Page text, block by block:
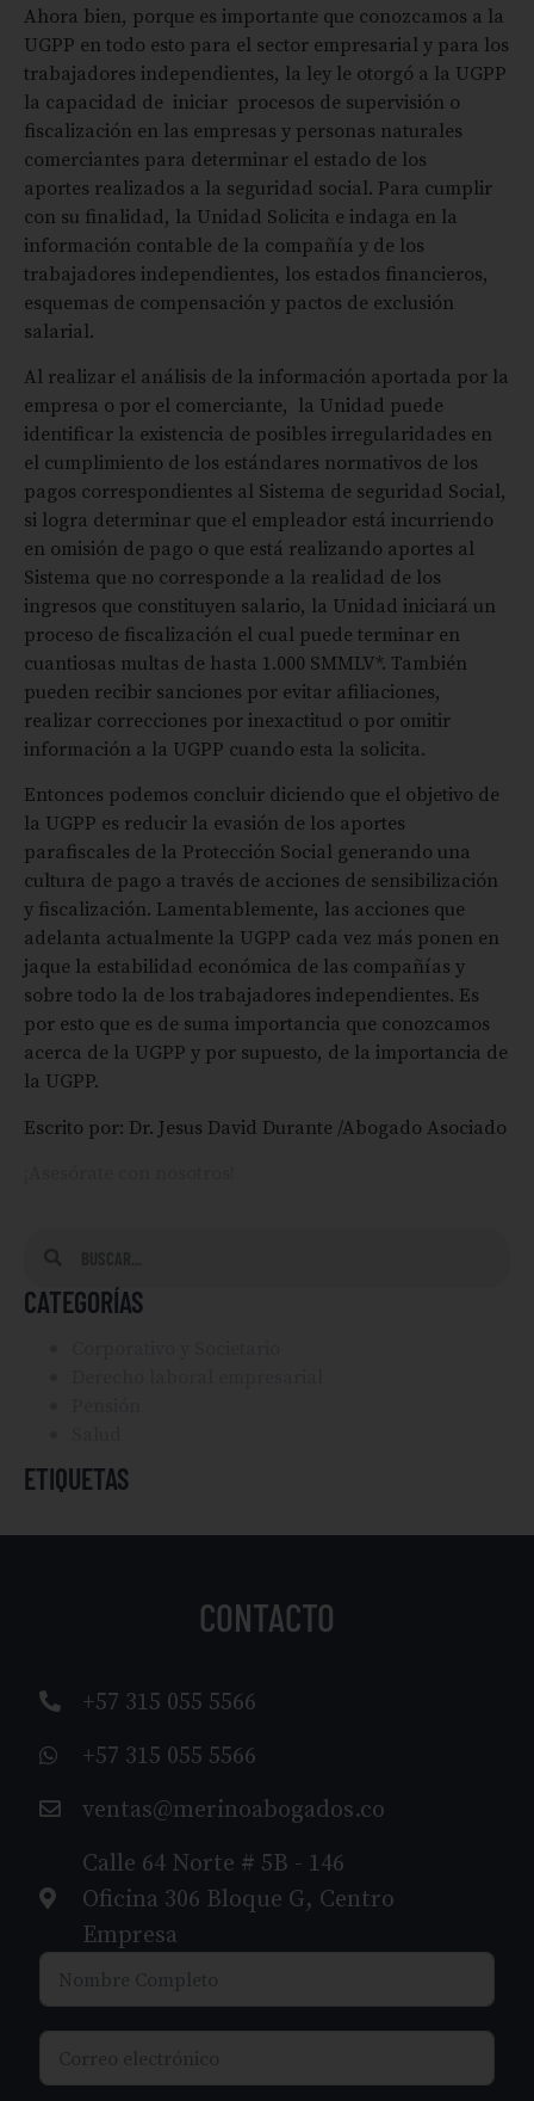
Ahora bien, porque es importante que conozcamos a la
UGPP en todo esto para el sector empresarial y para los
trabajadores independientes, la ley le otorgó a la UGPP
la capacidad de iniciar procesos de supervisión o
fiscalización en las empresas y personas naturales
comerciantes para determinar el estado de los
aportes realizados a la seguridad social. Para cumplir
con su finalidad, la Unidad Solicita e indaga en la
información contable de la compañía y de los
trabajadores independientes, los estados financieros,
esquemas de compensación y pactos de exclusión
salarial.
Al realizar el análisis de la información aportada por la
empresa o por el comerciante, la Unidad puede
identificar la existencia de posibles irregularidades en
el cumplimiento de los estándares normativos de los
pagos correspondientes al Sistema de seguridad Social,
si logra determinar que el empleador está incurriendo
en omisión de pago o que está realizando aportes al
Sistema que no corresponde a la realidad de los
ingresos que constituyen salario, la Unidad iniciará un
proceso de fiscalización el cual puede terminar en
cuantiosas multas de hasta 1.000 SMMLV*. También
pueden recibir sanciones por evitar afiliaciones,
realizar correcciones por inexactitud o por omitir
información a la UGPP cuando esta la solicita.
Entonces podemos concluir diciendo que el objetivo de
la UGPP es reducir la evasión de los aportes
parafiscales de la Protección Social generando una
cultura de pago a través de acciones de sensibilización
y fiscalización. Lamentablemente, las acciones que
adelanta actualmente la UGPP cada vez más ponen en
jaque la estabilidad económica de las compañías y
sobre todo la de los trabajadores independientes. Es
por esto que es de suma importancia que conozcamos
acerca de la UGPP y por supuesto, de la importancia de
la UGPP.
Escrito por: Dr. Jesus David Durante /Abogado Asociado
CATEGORÍAS
ETIQUETAS
CONTACTO
+57 315 055 5566
+57 315 055 5566
ventas@merinoabogados.co
Calle 64 Norte # 5B - 146
Oficina 306 Bloque G, Centro
Empresa